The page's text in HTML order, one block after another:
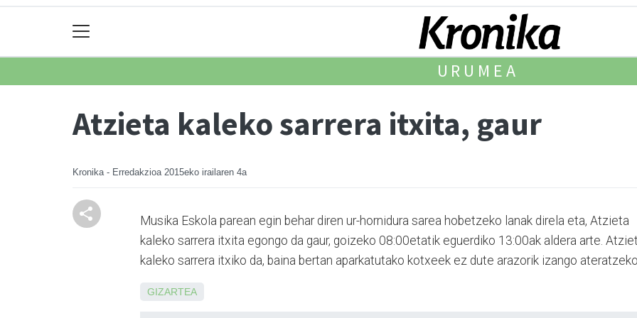
URUMEA
Atzieta kaleko sarrera itxita, gaur
Kronika - Erredakzioa 2015eko irailaren 4a
Musika Eskola parean egin behar diren ur-hornidura sarea hobetzeko la­nak direla eta, Atzieta
kaleko sarrera itxita egongo da gaur, goizeko 08:00etatik eguerdiko 13:00ak aldera arte.
kaleko sarrera itxiko da, baina bertan aparkatutako kotxeek ez dute arazorik izango
GIZARTEA